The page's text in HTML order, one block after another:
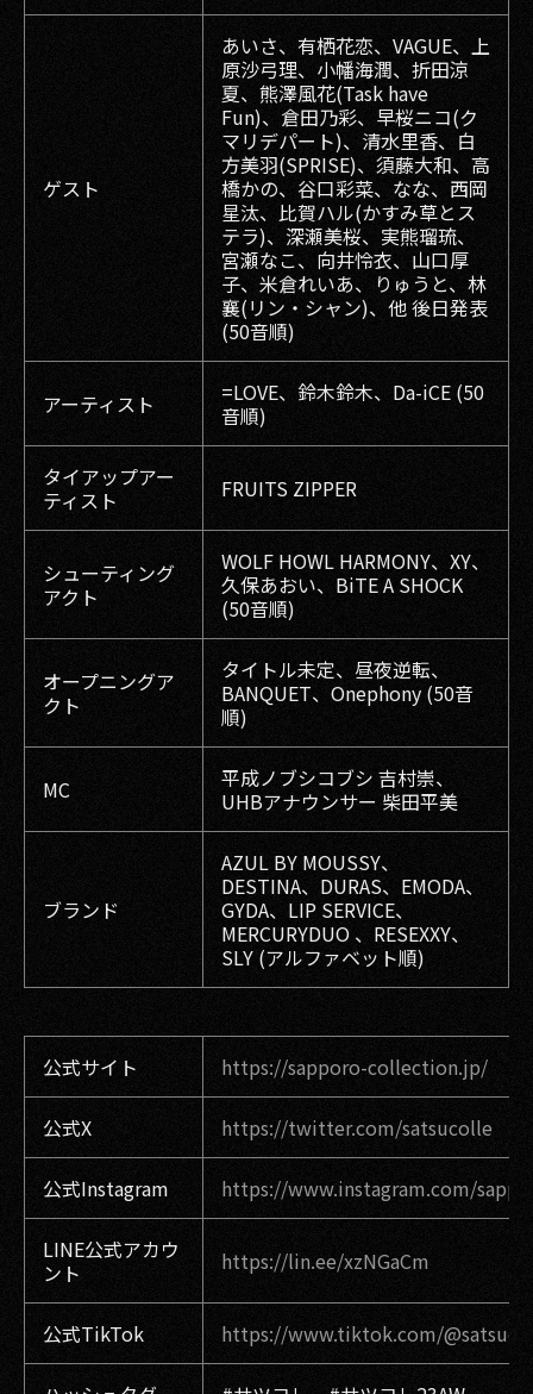
ゲスト
あいさ、有栖花恋、VAGUE、上
原沙弓理、小幡海潤、折田涼
夏、熊澤風花(Task have
Fun)、倉田乃彩、早桜ニコ(ク
マリデパート)、清水里香、白
方美羽(SPRISE)、須藤大和、高
橋かの、谷口彩菜、なな、西岡
星汰、比賀ハル(かすみ草とス
テラ)、深瀬美桜、実熊瑠琉、
宮瀬なこ、向井怜衣、山口厚
子、米倉れいあ、りゅうと、林
襄(リン・シャン)、他 後日発表
(50音順)
アーティスト
=LOVE、鈴木鈴木、Da-iCE (50
音順)
タイアップアー
ティスト
FRUITS ZIPPER
シューティング
アクト
WOLF HOWL HARMONY、XY、
久保あおい、BiTE A SHOCK
(50音順)
オープニングア
クト
タイトル未定、昼夜逆転、
BANQUET、Onephony (50音
順)
MC
平成ノブシコブシ 吉村崇、
UHBアナウンサー 柴田平美
ブランド
AZUL BY MOUSSY、
DESTINA、DURAS、EMODA、
GYDA、LIP SERVICE、
MERCURYDUO 、RESEXXY、
SLY (アルファベット順)
公式サイト https://sapporo-collection.jp/
公式X https://twitter.com/satsucolle
公式Instagram https://www.instagram.com/
LINE公式アカウ
ント
https://lin.ee/xzNGaCm
公式TikTok https://www.tiktok.com/